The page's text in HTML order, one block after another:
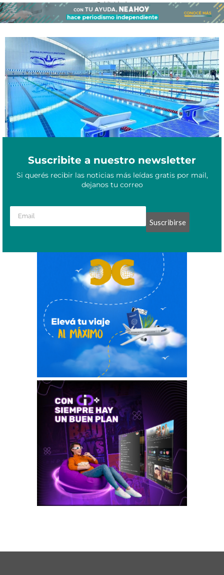
- Publicidad -
Formosa será sede del 1° Torneo Regional de natación en la
piscina olímpica climatizada
Suscribite a nuestro newsletter
Si querés recibir las noticias más leídas gratis por mail,
dejanos tu correo
Suscribirse